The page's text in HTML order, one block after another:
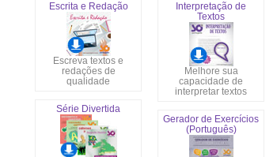
Escrita e Redação
Escreva textos e
redações de
qualidade
Interpretação de
Textos
Melhore sua
capacidade de
interpretar textos
Série Divertida
Gerador de Exercícios
(Português)